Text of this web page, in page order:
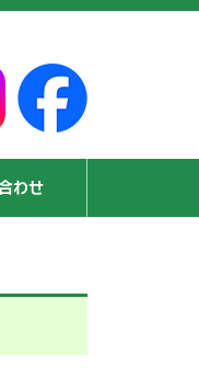
わせ